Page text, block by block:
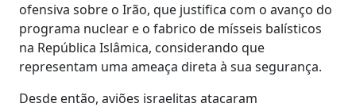
ofensiva sobre o Irão, que justifica com o avanço do
programa nuclear e o fabrico de mísseis balísticos
na República Islâmica, considerando que
representam uma ameaça direta à sua segurança.
Desde então, aviões israelitas atacaram